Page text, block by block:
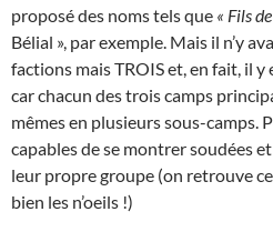
proposé des noms tels que « Fils
Bélial », par exemple. Mais il n’y
factions mais TROIS et, en fait, il y
car chacun des trois camps
mêmes en plusieurs sous-camps.
capables de se montrer soudées
leur propre groupe (on retrouve
bien les n’oeils !)